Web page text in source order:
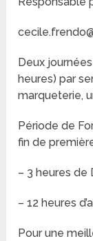
Deux
heures) par
marqueterie,
Période de
fin de
– 3 heures de
– 12 heures
Pour une